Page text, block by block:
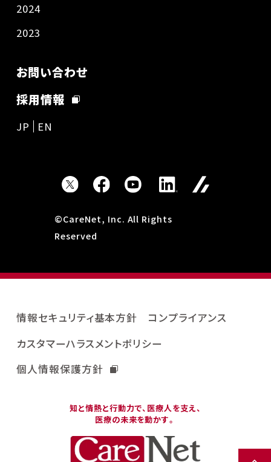
2024
2023
お問い合わせ
採用情報
JP EN
©CareNet, Inc. All Rights
Reserved
知と情熱と行動力で、医療人を支え、
医療の未来を動かす。
情報セキュリティ基本方針
コンプライアンス
カスタマーハラスメントポリシー
個人情報保護方針